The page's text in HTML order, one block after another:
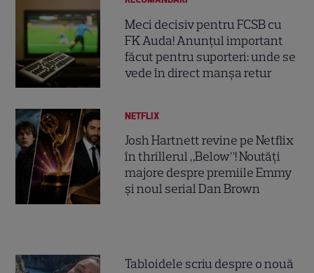
Meci decisiv pentru FCSB cu
FK Auda! Anunțul important
făcut pentru suporteri: unde se
vede în direct manșa retur
NETFLIX
Josh Hartnett revine pe Netflix
în thrillerul „Below”! Noutăți
majore despre premiile Emmy
și noul serial Dan Brown
Tabloidele scriu despre o nouă